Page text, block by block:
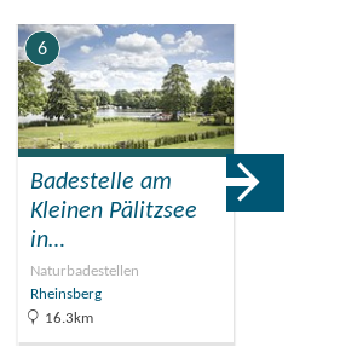
6
Badestelle am
Kleinen Pälitzsee
in…
Naturbadestellen
Rheinsberg
16.3km